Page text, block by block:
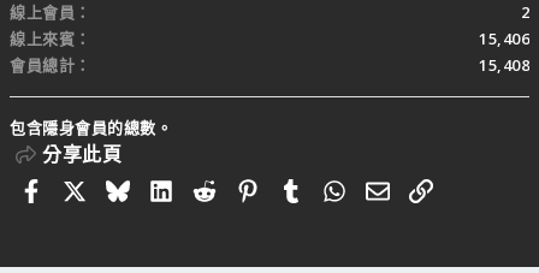
線上會員
2
線上來賓
15,406
會員總計
15,408
包含隱身會員的總數。
分享此頁
FacebookBlueskyLinkedIn
RedditPinterestTumblrWhatsApp
電子郵件
連結